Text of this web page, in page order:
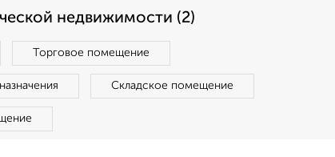
недвижимости (2)
Торговое помещение
Складское помещение